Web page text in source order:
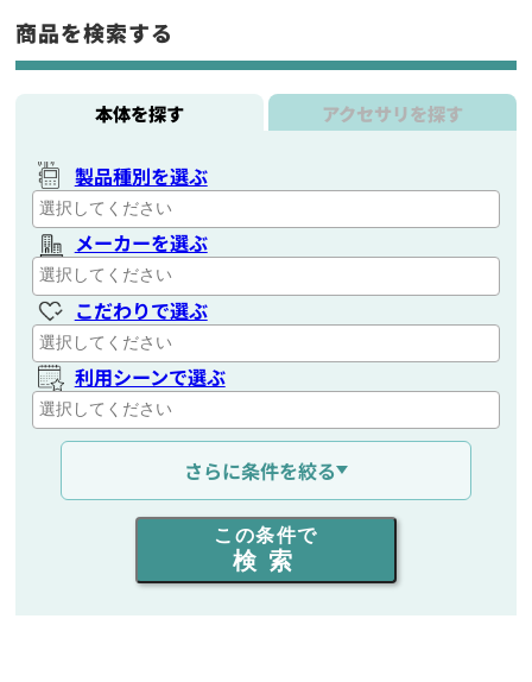
商品を検索する
本体を探す アクセサリを探す
製品種別を選ぶ
メーカーを選ぶ
こだわりで選ぶ
利用シーンで選ぶ
通信距離を選ぶ
出力を選ぶ
同時通話人数を選ぶ
さらに条件を絞る
この条件で
検索